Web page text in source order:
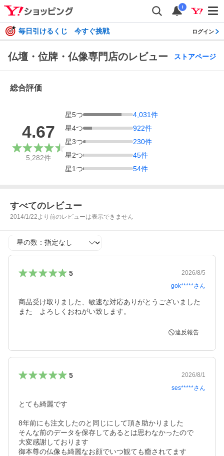
i
毎日引けるくじ 今すぐ挑戦 ログイン
仏壇・位牌・仏像専門店のレビュー ストアページ
総合評価
4.67
5,282件
星5つ 4,031件
星4つ 922件
星3つ 230件
星2つ 45件
星1つ 54件
すべてのレビュー
2014/1/22より前のレビューは表示できません
星の数
5
2026/8/5
gok*****さん
商品受け取りました、敏速な対応ありがとうございました
また　よろしくおねがい致します。
違反報告
5
2026/8/1
ses*****さん
とても綺麗です
8年前にも注文したのと同じにして頂き助かりました
そんな前のデータを保存してあるとは思わなかったので
大変感謝しております
御本尊の仏像も綺麗なお顔でいつ観ても癒されてます